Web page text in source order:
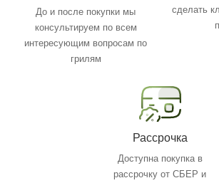
До и после покупки мы
консультируем по всем
интересующим вопросам по
грилям
сделать
Рассрочка
Доступна покупка в
рассрочку от СБЕР и